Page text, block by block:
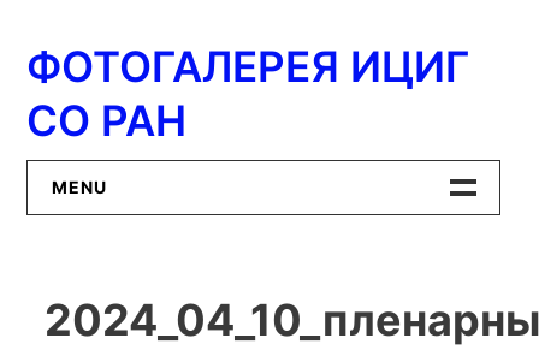
содержимому
ФОТОГАЛЕРЕЯ ИЦИГ
СО РАН
MENU
ИЦиГ СО РАН